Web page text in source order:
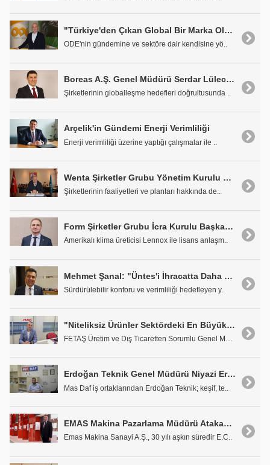
"Türkiye'den Çıkan Global Bir Marka Olmak İstiyoruz"
ODE'nin gündemine ve sektöre dair kendisine yö..
Boreas A.Ş. Genel Müdürü Serdar Lülecioğlu: "Hedefimiz Globalleşmek"
Şirketlerinin globalleşme hedefleri doğrultusunda ..
Arçelik'in Gündemi Enerji Verimliliği
Enerji verimliliği üzerine yaptığı çalışmalar ile ..
Wenta Şirketler Grubu Yönetim Kurulu Başkanı Fatih Aydın: 'Yatırımlar Her Zaman Firmaları İleriye Taşır'
Şirketlerinin faaliyetleri ve planları hakkında de..
Form Şirketler Grubu İcra Kurulu Başkanı Tunç Korun: 'Lennox Marka Klimaları Yerlileştiriyoruz'
Amerikalı klima üreticisi Lennox ile lisans anlaşm..
Mehmet Şanal: "Üntes'i İhracatta Daha da Büyüteceğiz"
Sürdürülebilir konforu ve verimliliği hedefleyen y..
"Niteliksiz Ürünler Sektördeki En Büyük Sorun"
FETAŞ Üretim ve Dış Ticaretten Sorumlu Genel Müdür..
Erdoğan Teknik Genel Müdürü Niyazi Erdoğan: "Müşteri Odaklı İş Yapış Tarzımızla Mas Daf ile Uyum İçindeyiz"
Mas Daf iş ortaklarından Erdoğan Teknik; keşif, te..
EMAS Makina Pazarlama Müdürü Atakan Unan: 'Ar-Ge'ye Ayırdığımız Payı %10 Mertebelerine Yükseltmeyi Hedefliyoruz'
Emas Makina Sanayi A.Ş., 30 yılı aşkın süredir E.C..